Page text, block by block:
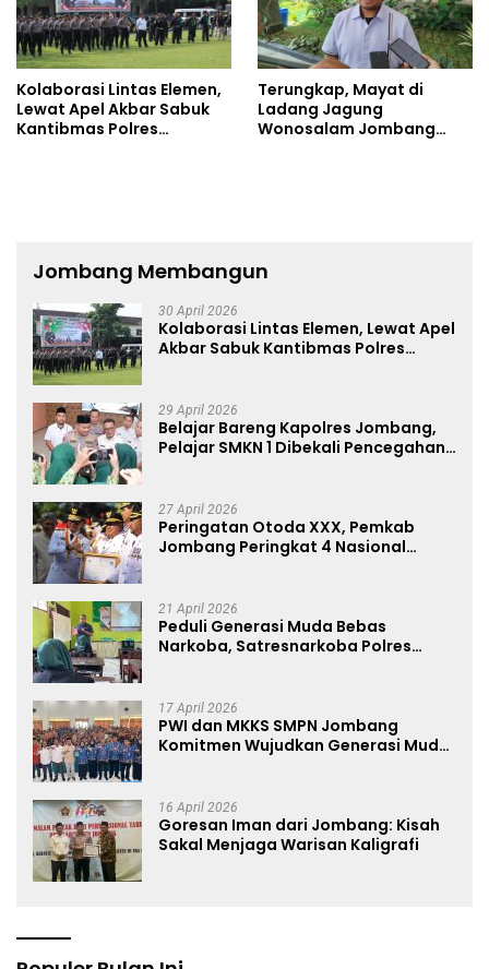
Kolaborasi Lintas Elemen,
Lewat Apel Akbar Sabuk
Kantibmas Polres
Terungkap, Mayat di
Ladang Jagung
Wonosalam Jombang
Jombang Membangun
30 April 2026
Kolaborasi Lintas Elemen, Lewat Apel
Akbar Sabuk Kantibmas Polres
29 April 2026
Belajar Bareng Kapolres Jombang,
Pelajar SMKN 1 Dibekali Pencegahan
27 April 2026
Peringatan Otoda XXX, Pemkab
Jombang Peringkat 4 Nasional
21 April 2026
Peduli Generasi Muda Bebas
Narkoba, Satresnarkoba Polres
17 April 2026
PWI dan MKKS SMPN Jombang
Komitmen Wujudkan Generasi Muda
16 April 2026
Goresan Iman dari Jombang: Kisah
Sakal Menjaga Warisan Kaligrafi